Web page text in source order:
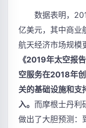
数据表明，
亿美元，其中商业
航天经济市场规模
《2019年太空报
空服务在2018年
关的基础设施和
入。 而摩根士丹利
做出了大胆预测：